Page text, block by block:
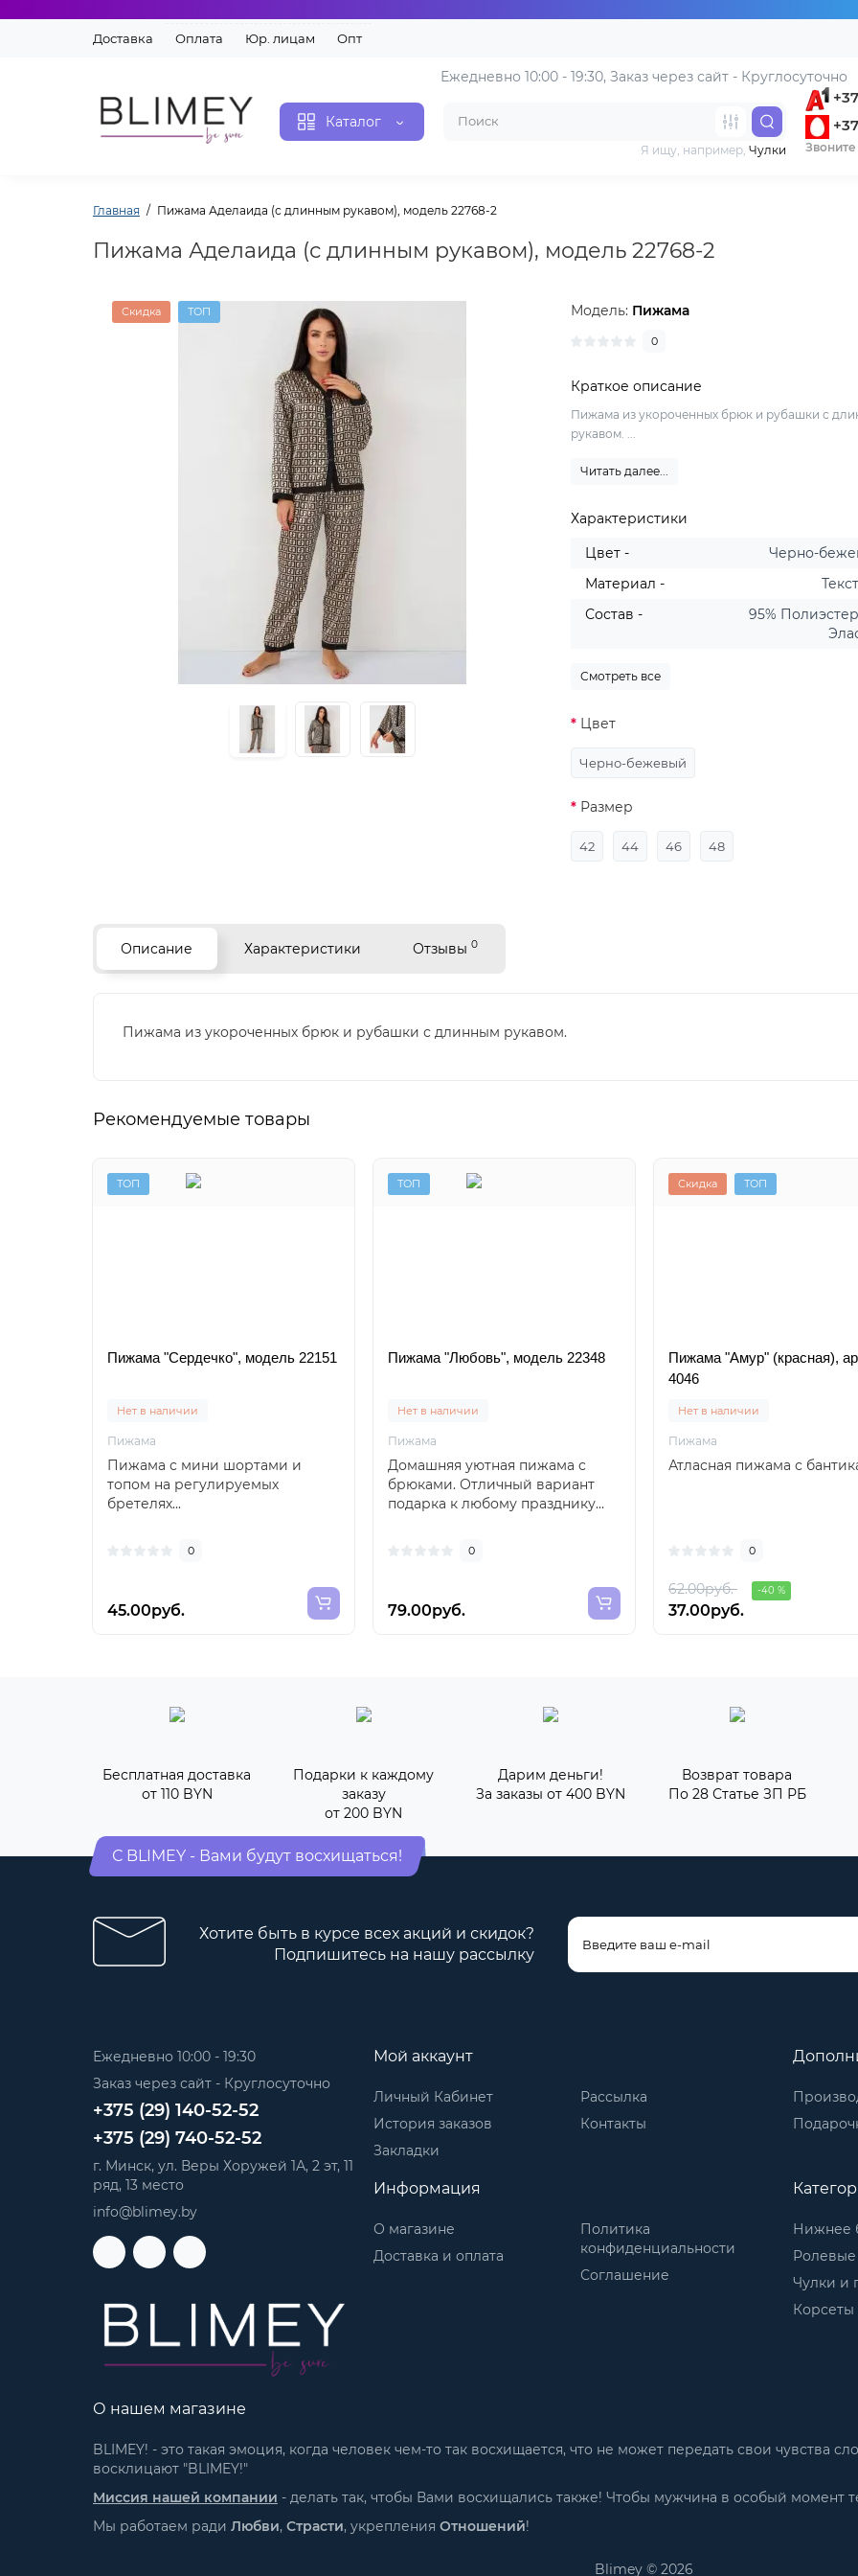
Доставка Оплата Юр. лицам Опт
Каталог
Ежедневно 10:00 - 19:30, Заказ через сайт - Круглосуточно
Я ищу, например, Чулки
Главная Пижама Аделаида (с длинным рукавом), модель 22768-2
Пижама Аделаида (с длинным рукавом), модель 22768-2
Скидка ТОП Модель: Пижама
0
Краткое описание
Пижама из укороченных брюк и рубашки с
рукавом. ...
Читать далее...
Характеристики
Цвет -
Черно-
Материал -
Состав -
95%
Смотреть все
Цвет
Черно-бежевый
Размер
42 44 46 48
Описание Характеристики Отзывы 0
Пижама из укороченных брюк и рубашки с длинным рукавом.
Рекомендуемые товары
ТОП
Пижама "Сердечко", модель 22151
Нет в наличии
Пижама
Пижама с мини шортами и
топом на регулируемых
бретелях...
0
45.00руб.
ТОП
Пижама "Любовь", модель 22348
Нет в наличии
Пижама
Домашняя уютная пижама с
брюками. Отличный вариант
подарка к любому празднику...
0
79.00руб.
Скидка ТОП
Пижама "Амур" (красная),
4046
Нет в наличии
Пижама
Атласная пижама с
0
62.00руб. -40 %
37.00руб.
Бесплатная доставка
от 110 BYN
Подарки к каждому
заказу
от 200 BYN
Дарим деньги!
За заказы от 400 BYN
Возврат товара
По 28 Статье ЗП РБ
С BLIMEY - Вами будут восхищаться!
Хотите быть в курсе всех акций и скидок?
Подпишитесь на нашу рассылку
Ежедневно 10:00 - 19:30
Заказ через сайт - Круглосуточно
+375 (29) 140-52-52
+375 (29) 740-52-52
г. Минск, ул. Веры Хоружей 1А, 2 эт, 11
ряд, 13 место
info@blimey.by
Мой аккаунт
Личный Кабинет
История заказов
Закладки
Рассылка
Контакты
Информация
О магазине
Доставка и оплата
Политика
конфиденциальности
Соглашение
Нижнее
Чулки и
Корсеты
О нашем магазине
BLIMEY! - это такая эмоция, когда человек чем-то так восхищается, что не может передать свои чувства
восклицают "BLIMEY!"
Миссия нашей компании - делать так, чтобы Вами восхищались также! Чтобы мужчина в особый момент
Мы работаем ради Любви, Страсти, укрепления Отношений!
Blimey © 2026